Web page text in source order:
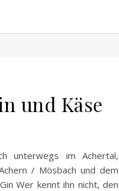
und Käse
unterwegs im Achertal,
/ Mösbach und dem
Wer kennt ihn nicht, den